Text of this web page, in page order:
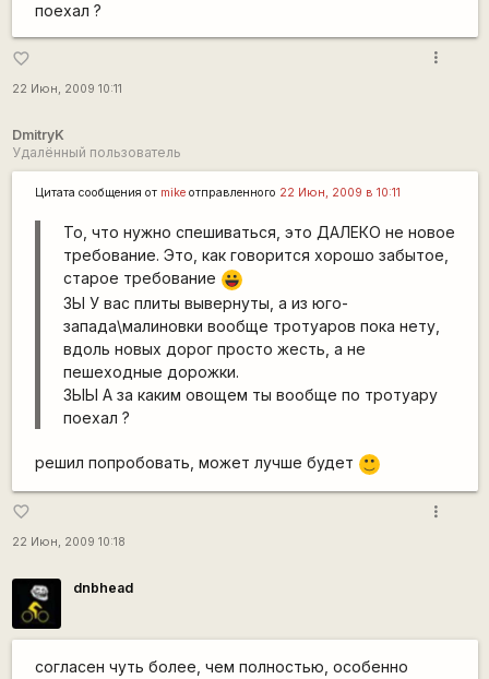
поехал ?
favorite_border
22 Июн, 2009 10:11
more_vert
DmitryK
Удалённый пользователь
Цитата сообщения от mikeотправленного 22 Июн, 2009 в 10:11
То, что нужно спешиваться, это ДАЛЕКО не новое
требование. Это, как говорится хорошо забытое,
старое требование |-))
ЗЫ У вас плиты вывернуты, а из юго-
запада\малиновки вообще тротуаров пока нету,
вдоль новых дорог просто жесть, а не
пешеходные дорожки.
ЗЫЫ А за каким овощем ты вообще по тротуару
поехал ?
решил попробовать, может лучше будет :)
favorite_border
22 Июн, 2009 10:18
more_vert
dnbhead
согласен чуть более, чем полностью, особенно